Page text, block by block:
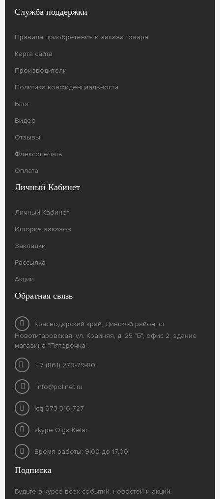
Служба поддержки
Правила приобретения и заказа товара
Карта сайта
Производители
Политика конфиденциальности
Блог
Видео
Отзывы
Флексопечать
Оплата
Личный Кабинет
Личный Кабинет
История заказов
Закладки
Рассылка
Акции
Обратная связь
Краснодарский край, Динской район, ст.
Новотитаровская, ул. Крайняя, д. 25 "Б", офис 2, здание
магазина "Пятерочка".
+7 (861) 279-79-80
info@polinet.ru
icq 673-316-727
skype Olga Kelar
Время работы: 9.00 до 17.00
Подписка
Будьте в курсе всех событий, новостей и акций.